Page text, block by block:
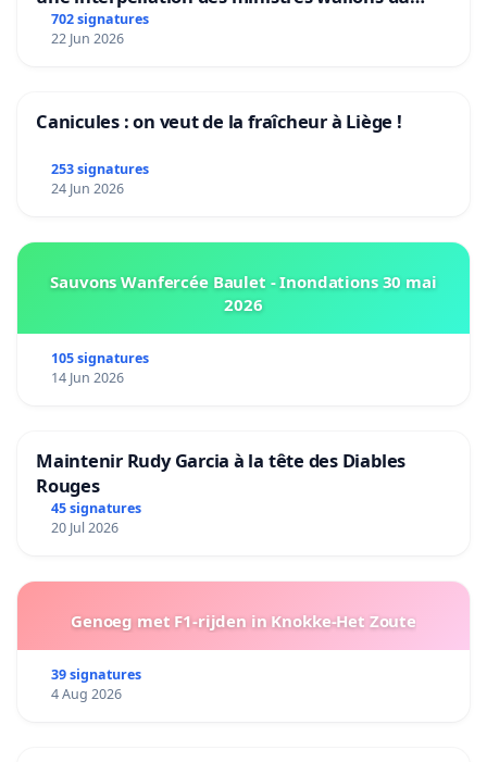
climat et de l’environnement.
702 signatures
22 Jun 2026
Canicules : on veut de la fraîcheur à Liège !
253 signatures
24 Jun 2026
Sauvons Wanfercée Baulet - Inondations 30 mai
2026
105 signatures
14 Jun 2026
Maintenir Rudy Garcia à la tête des Diables
Rouges
45 signatures
20 Jul 2026
Genoeg met F1-rijden in Knokke-Het Zoute
39 signatures
4 Aug 2026